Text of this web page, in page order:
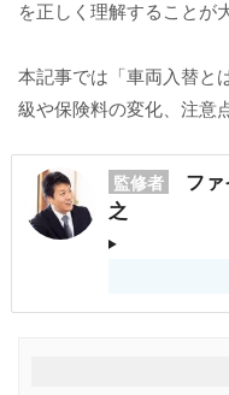
を正しく理解することが
本記事では「車両入替と
級や保険料の変化、注意
監修者
フ
之